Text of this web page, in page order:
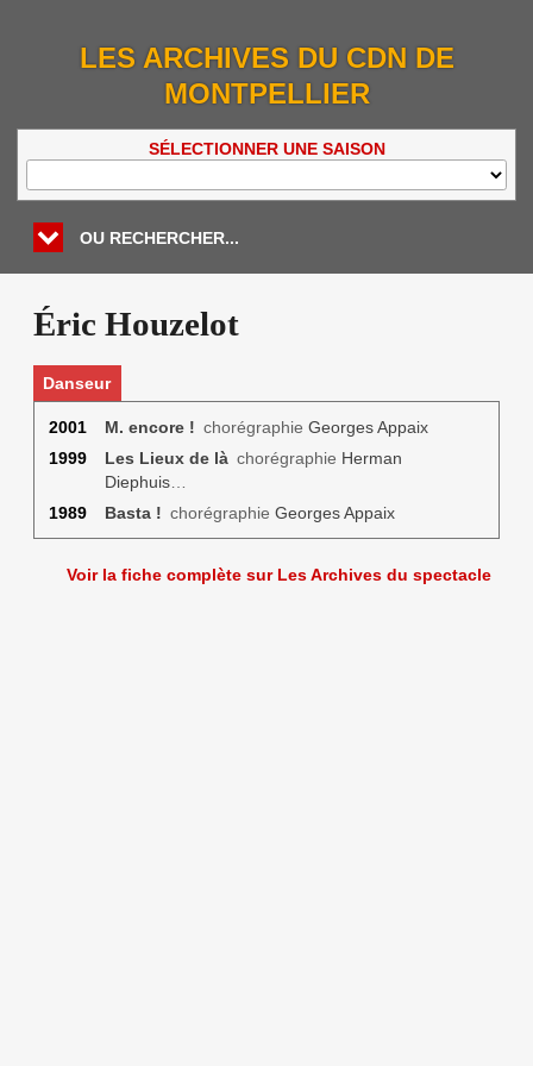
LES ARCHIVES DU CDN DE
MONTPELLIER
SÉLECTIONNER UNE SAISON
OU RECHERCHER...
Éric Houzelot
Danseur
2001 M. encore ! chorégraphie Georges Appaix
1999
Les Lieux de làchorégraphie Herman
Diephuis…
1989
Basta ! chorégraphie Georges Appaix
Voir la fiche complète sur Les Archives du spectacle